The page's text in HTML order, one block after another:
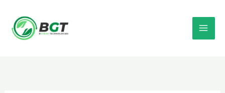
contenuto